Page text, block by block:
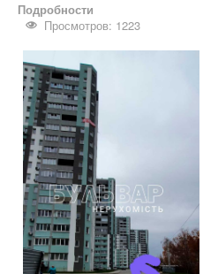
Подробности
Просмотров: 1223